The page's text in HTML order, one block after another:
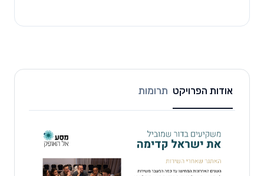
אודות הפרויקט תרומות